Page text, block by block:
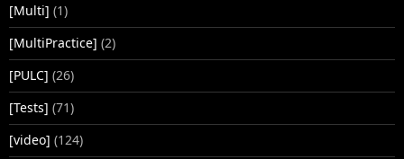
[Multi] (1)
[MultiPractice] (2)
[PULC] (26)
[Tests] (71)
[video] (124)